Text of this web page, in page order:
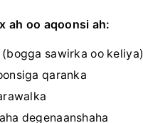
ah oo aqoonsi ah:
(bogga sawirka oo keliya)
qaranka
degenaanshaha